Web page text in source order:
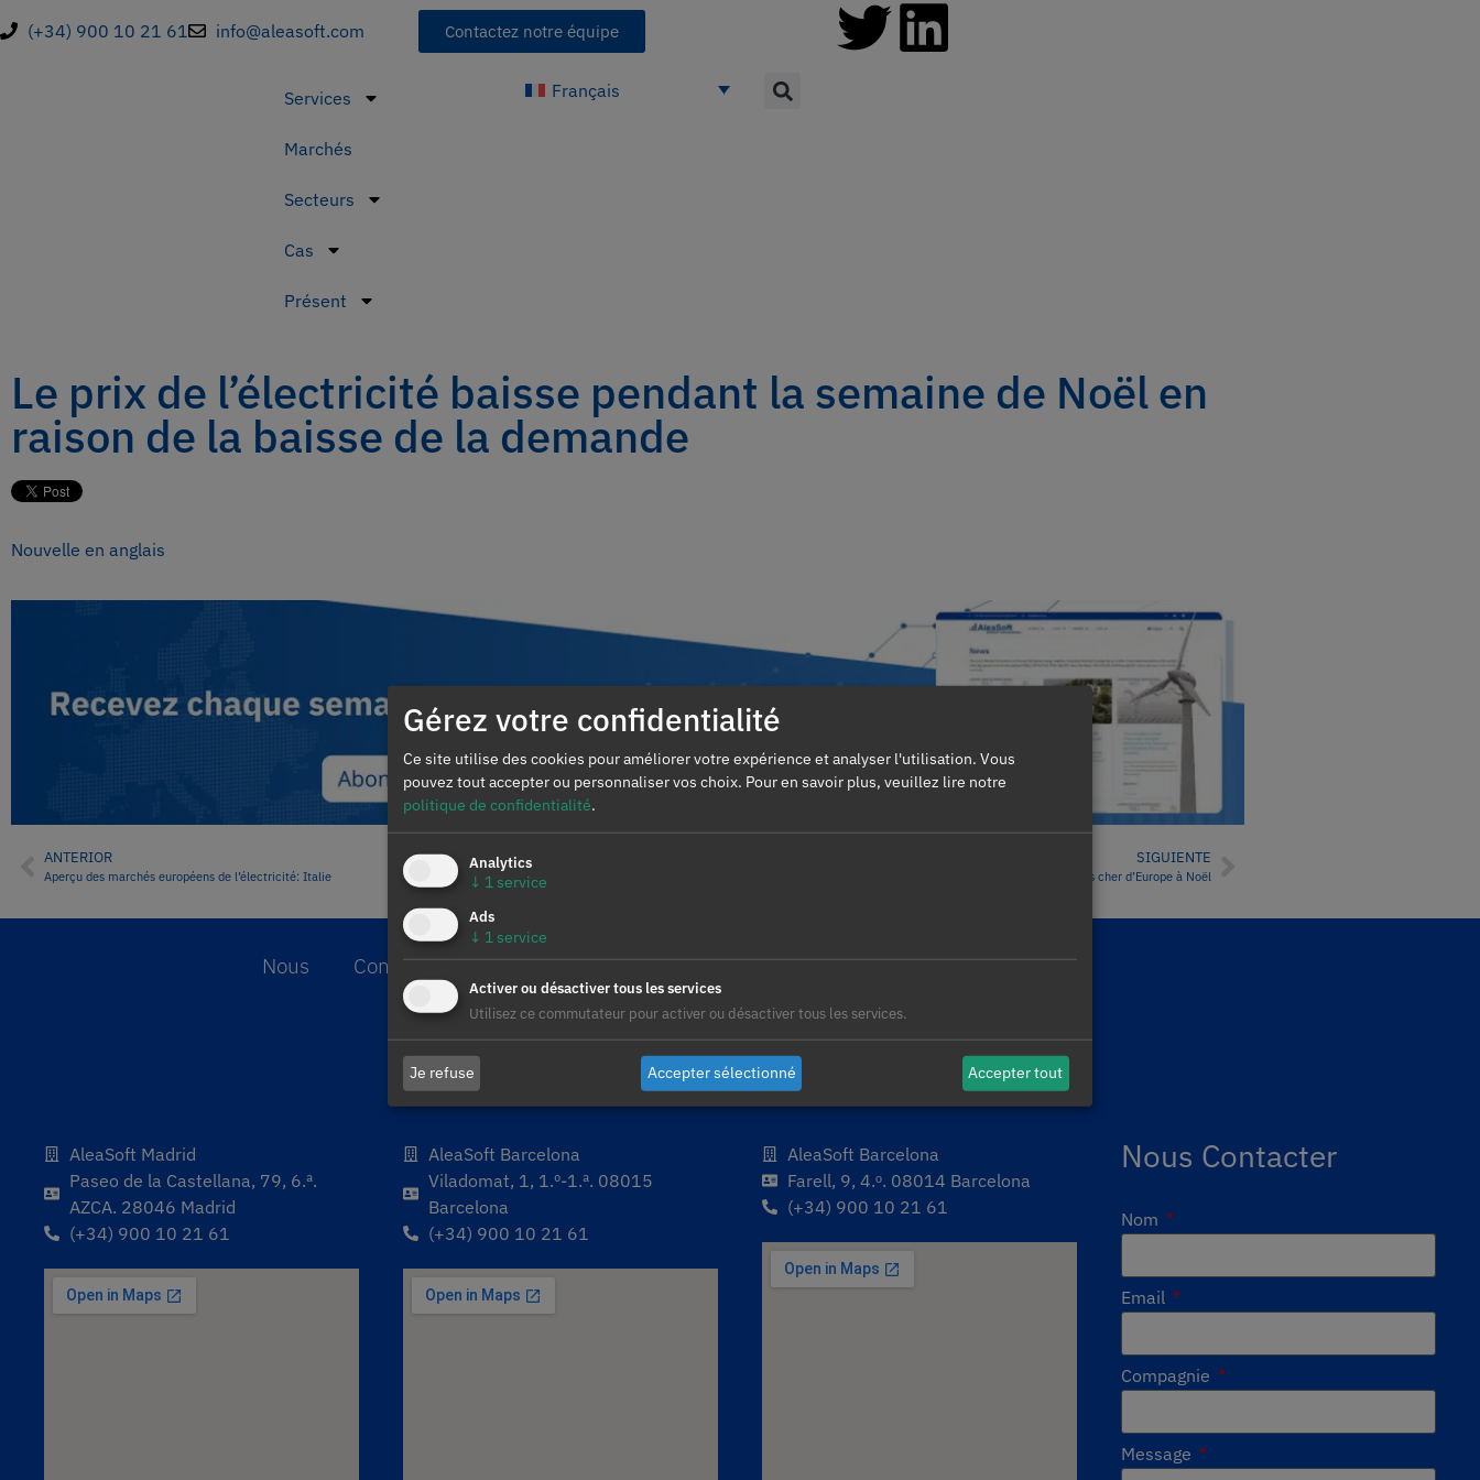
(+34) 900 10 21 61 info@aleasoft.com Contactez notre équipe
Services
Marchés
Secteurs
Cas
Présent
Français
Le prix de l’électricité baisse pendant la semaine de Noël en
raison de la baisse de la demande
Nouvelle en anglais
ANTERIOR
Aperçu des marchés européens de l’électricité: Italie
SIGUIENTE
Le prix du marché ibérique de l’électricité, le deuxième plus cher d’Europe à Noël
Nous Contacter Marchés AleaModel Politique de confidentialité
AleaSoft Madrid
Paseo de la Castellana, 79, 6.ª.
AZCA. 28046 Madrid
(+34) 900 10 21 61
AleaSoft Barcelona
Viladomat, 1, 1.º-1.ª. 08015
Barcelona
(+34) 900 10 21 61
AleaSoft Barcelona
Farell, 9, 4.ᵒ. 08014 Barcelona
(+34) 900 10 21 61
Nous Contacter
Nom
Email
Compagnie
Message
Gérez votre confidentialité
Ce site utilise des cookies pour améliorer votre expérience et analyser l'utilisation. Vous
pouvez tout accepter ou personnaliser vos choix. Pour en savoir plus, veuillez lire notre
politique de confidentialité.
Analytics
↓ 1 service
Ads
↓ 1 service
Activer ou désactiver tous les services
Utilisez ce commutateur pour activer ou désactiver tous les services.
Je refuse Accepter sélectionné Accepter tout